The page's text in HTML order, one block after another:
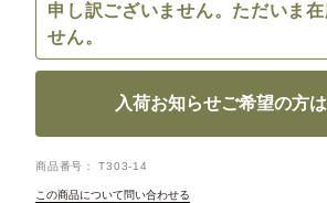
申し訳ございません。ただいま
せん。
入荷お知らせご希望の方
商品番号 T303-14
この商品について問い合わせる